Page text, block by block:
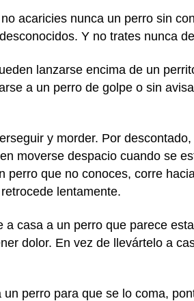
no acaricies nunca un perro sin
Y no trates nunca
lanzarse encima de un
a un perro de golpe o sin
y morder. Por
moverse despacio cuando se
perro que no conoces, corre
lentamente.
a casa a un perro que parece
dolor. En vez de llevártelo a
perro para que se lo coma,